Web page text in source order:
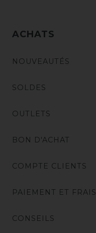
ACHATS
NOUVEAUTÉS
SOLDES
OUTLETS
BON D'ACHAT
COMPTE CLIENTS
PAIEMENT ET
CONSEILS